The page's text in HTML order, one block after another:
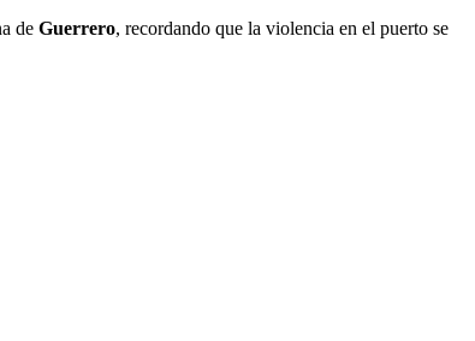
de Guerrero, recordando que la violencia en el puerto se